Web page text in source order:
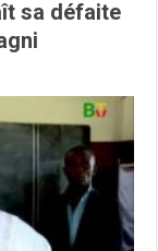
sa défaite